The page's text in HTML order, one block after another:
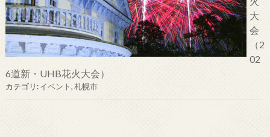
大
会
（2
02
6道新・UHB花火大会）
カテゴリ:イベント,札幌市